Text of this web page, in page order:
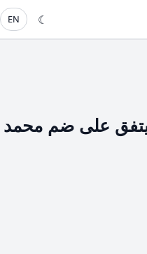
☾
EN
يتفق على ضم محمد